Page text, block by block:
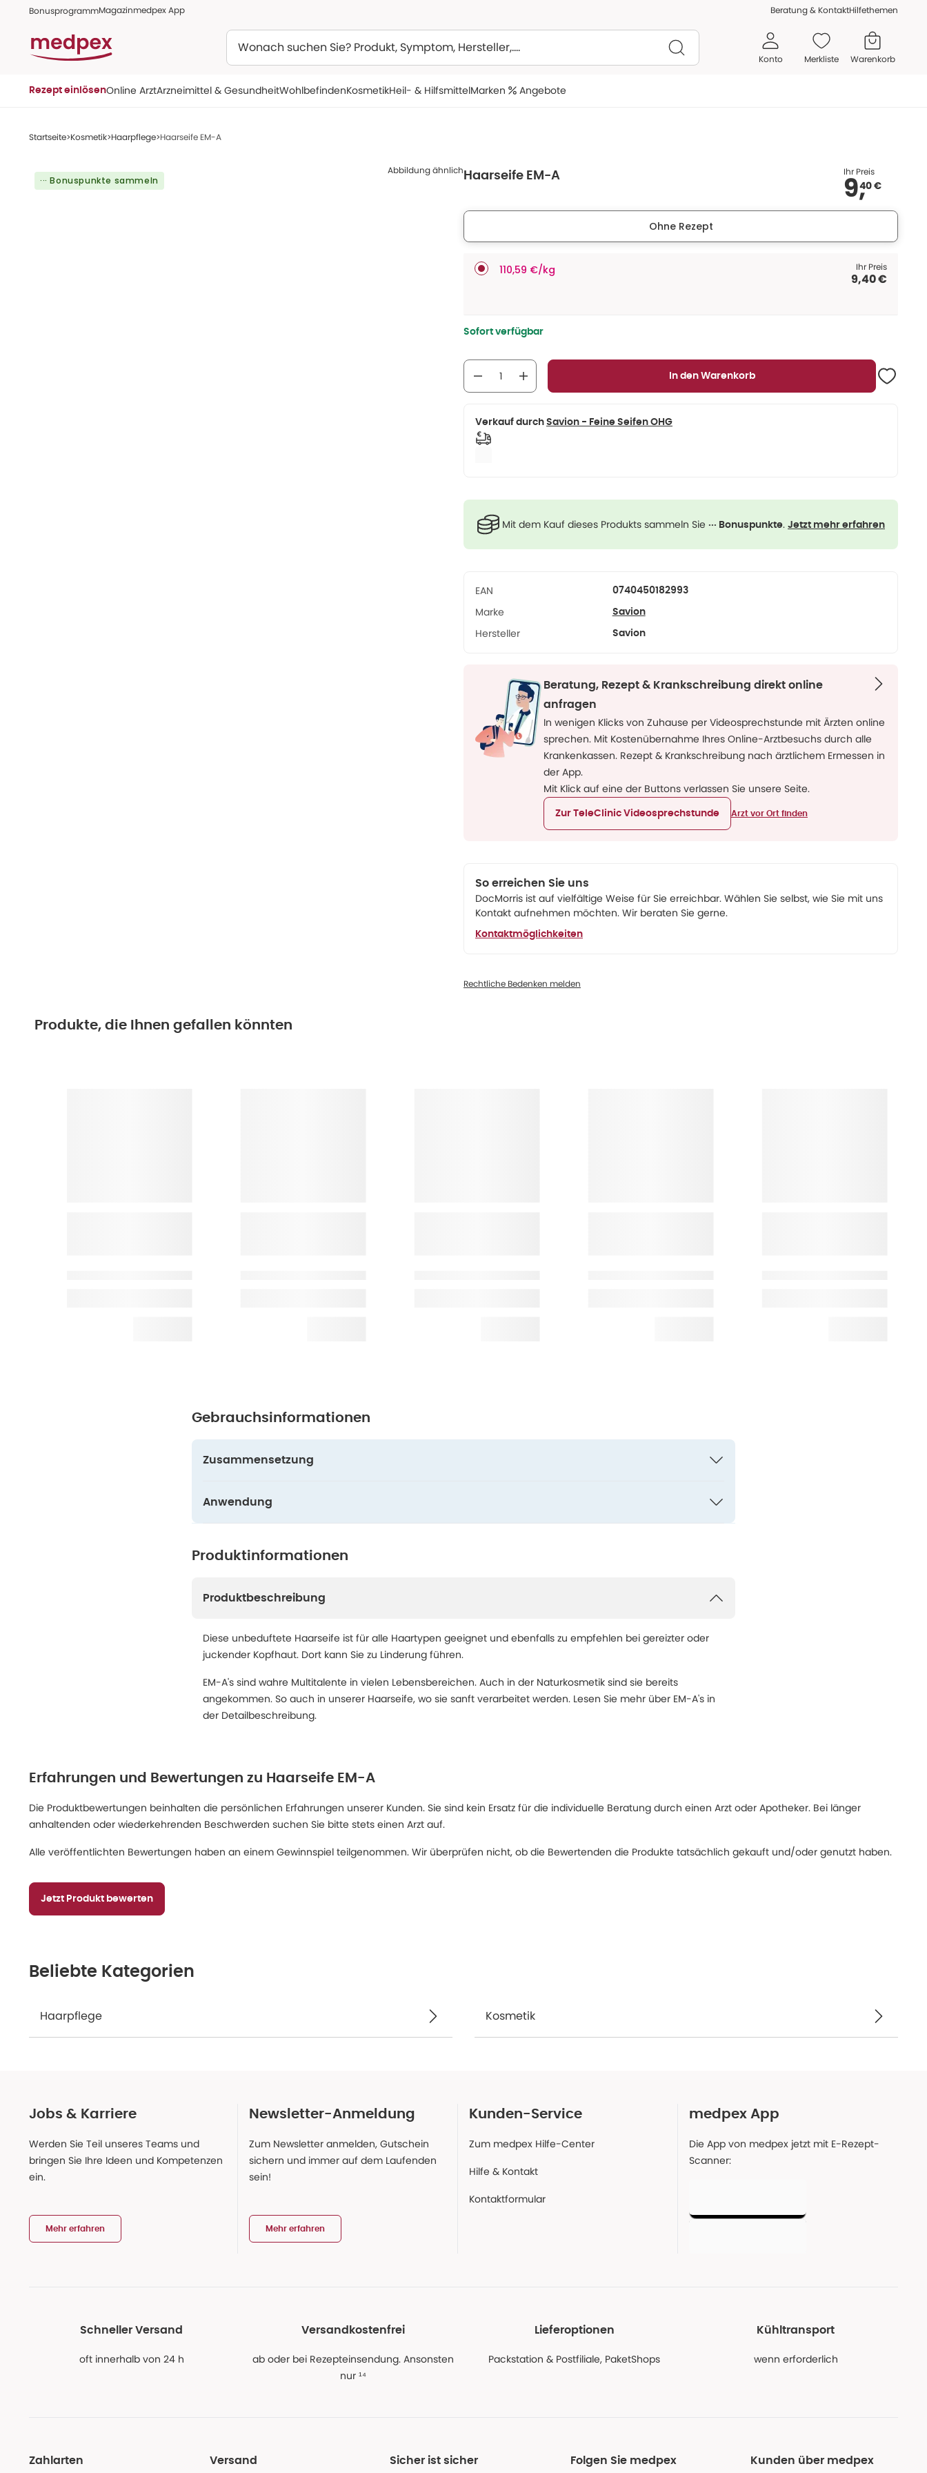
BonusprogrammMagazinmedpex App Beratung & KontaktHilfethemen
Konto Merkliste Warenkorb
Rezept einlösenOnline ArztArzneimittel & GesundheitWohlbefindenKosmetikHeil- & HilfsmittelMarken Angebote
Startseite Kosmetik Haarpflege Haarseife EM-A
··· Bonuspunkte sammeln
Abbildung ähnlich Haarseife EM-A Ihr Preis
9,40 €
Ohne Rezept
110,59 €/kg Ihr Preis
9,40 €
Sofort verfügbar
In den Warenkorb
Verkauf durch Savion - Feine Seifen OHG
Mit dem Kauf dieses Produkts sammeln Sie ··· Bonuspunkte. Jetzt mehr erfahren
EAN 0740450182993
Marke Savion
Hersteller Savion
Beratung, Rezept & Krankschreibung direkt online
anfragen
In wenigen Klicks von Zuhause per Videosprechstunde mit Ärzten online
sprechen. Mit Kostenübernahme Ihres Online-Arztbesuchs durch alle
Krankenkassen. Rezept & Krankschreibung nach ärztlichem Ermessen in
der App.
Mit Klick auf eine der Buttons verlassen Sie unsere Seite.
Zur TeleClinic Videosprechstunde Arzt vor Ort finden
So erreichen Sie uns
DocMorris ist auf vielfältige Weise für Sie erreichbar. Wählen Sie selbst, wie Sie mit uns
Kontakt aufnehmen möchten. Wir beraten Sie gerne.
Kontaktmöglichkeiten
Rechtliche Bedenken melden
Produkte, die Ihnen gefallen könnten
Gebrauchsinformationen
Zusammensetzung
Anwendung
Produktinformationen
Produktbeschreibung
Diese unbeduftete Haarseife ist für alle Haartypen geeignet und ebenfalls zu empfehlen bei gereizter oder
juckender Kopfhaut. Dort kann Sie zu Linderung führen.
EM-A's sind wahre Multitalente in vielen Lebensbereichen. Auch in der Naturkosmetik sind sie bereits
angekommen. So auch in unserer Haarseife, wo sie sanft verarbeitet werden. Lesen Sie mehr über EM-A's in
der Detailbeschreibung.
Erfahrungen und Bewertungen zu Haarseife EM-A
Die Produktbewertungen beinhalten die persönlichen Erfahrungen unserer Kunden. Sie sind kein Ersatz für die individuelle Beratung durch einen Arzt oder Apotheker. Bei länger
anhaltenden oder wiederkehrenden Beschwerden suchen Sie bitte stets einen Arzt auf.
Alle veröffentlichten Bewertungen haben an einem Gewinnspiel teilgenommen. Wir überprüfen nicht, ob die Bewertenden die Produkte tatsächlich gekauft und/oder genutzt haben.
Jetzt Produkt bewerten
Beliebte Kategorien
Haarpflege Kosmetik
Jobs & Karriere
Werden Sie Teil unseres Teams und
bringen Sie Ihre Ideen und Kompetenzen
ein.
Mehr erfahren
Newsletter-Anmeldung
Zum Newsletter anmelden, Gutschein
sichern und immer auf dem Laufenden
sein!
Mehr erfahren
Kunden-Service
Zum medpex Hilfe-Center
Hilfe & Kontakt
Kontaktformular
medpex App
Die App von medpex jetzt mit E-Rezept-
Scanner:
Schneller Versand
oft innerhalb von 24 h
Versandkostenfrei
ab oder bei Rezepteinsendung. Ansonsten
nur ¹⁴
Lieferoptionen
Packstation & Postfiliale, PaketShops
Kühltransport
wenn erforderlich
Zahlarten Versand Sicher ist sicher Folgen Sie medpex Kunden über medpex